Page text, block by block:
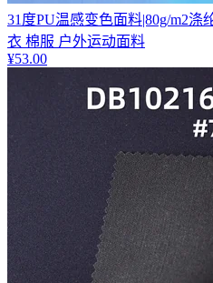
31度PU温感变色面料|80g/m2涤
衣 棉服 户外运动面料
¥53.00